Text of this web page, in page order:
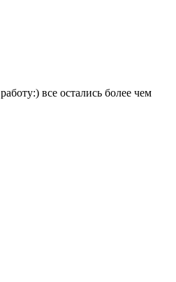
все остались более чем